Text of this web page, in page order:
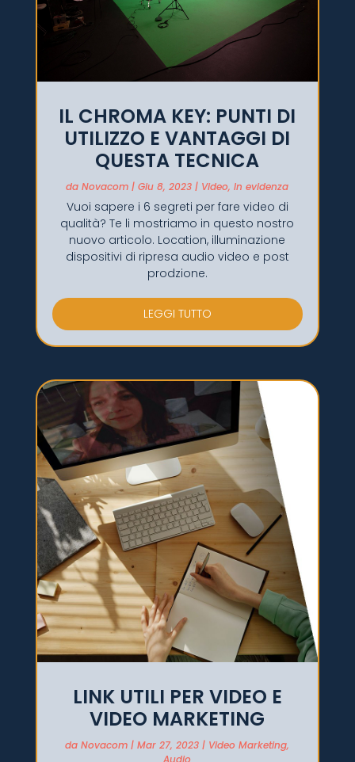
IL CHROMA KEY: PUNTI DI
UTILIZZO E VANTAGGI DI
QUESTA TECNICA
daNovacom |Giu 8, 2023 | Video,In evidenza
Vuoi sapere i 6 segreti per fare video di
qualità? Te li mostriamo in questo nostro
nuovo articolo. Location, illuminazione
dispositivi di ripresa audio video e post
prodzione.
LEGGI TUTTO
LINK UTILI PER VIDEO E
VIDEO MARKETING
daNovacom |Mar 27, 2023 | Video Marketing,